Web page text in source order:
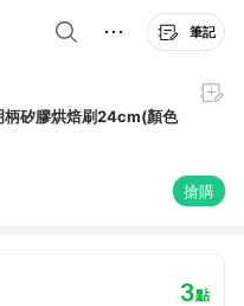
筆記
矽膠烘焙刷24cm(顏色
搶購
3點